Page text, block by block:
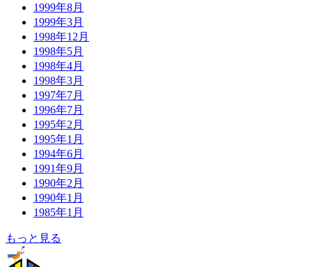
1999年8月
1999年3月
1998年12月
1998年5月
1998年4月
1998年3月
1997年7月
1996年7月
1995年2月
1995年1月
1994年6月
1991年9月
1990年2月
1990年1月
1985年1月
もっと見る